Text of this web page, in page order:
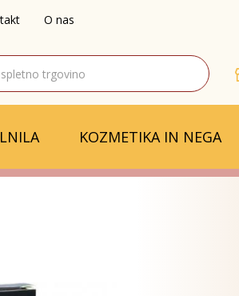
O nas
KOZMETIKA IN NEGA